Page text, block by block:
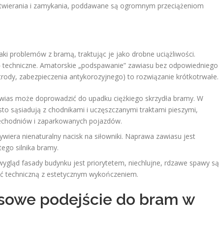
i zamykania, poddawane są ogromnym przeciążeniom
problemów z bramą, traktując je jako drobne uciążliwości.
Amatorskie „podspawanie” zawiasu bez odpowiedniego
zabezpieczenia antykorozyjnego) to rozwiązanie krótkotrwałe.
może doprowadzić do upadku ciężkiego skrzydła bramy. W
sąsiadują z chodnikami i uczęszczanymi traktami pieszymi,
i zaparkowanych pojazdów.
nienaturalny nacisk na siłowniki. Naprawa zawiasu jest
silnika bramy.
fasady budynku jest priorytetem, niechlujne, rdzawe spawy są
techniczną z estetycznym wykończeniem.
podejście do bram w